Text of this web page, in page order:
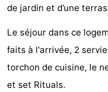
minutes
Plages
Voir
de jardin et d’une
Le séjour dans ce
faits à l'arrivée, 2
torchon de cuisine, le
et set Rituals.